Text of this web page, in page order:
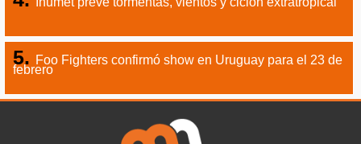
Foo Fighters confirmó show en Uruguay para el 23 de
febrero